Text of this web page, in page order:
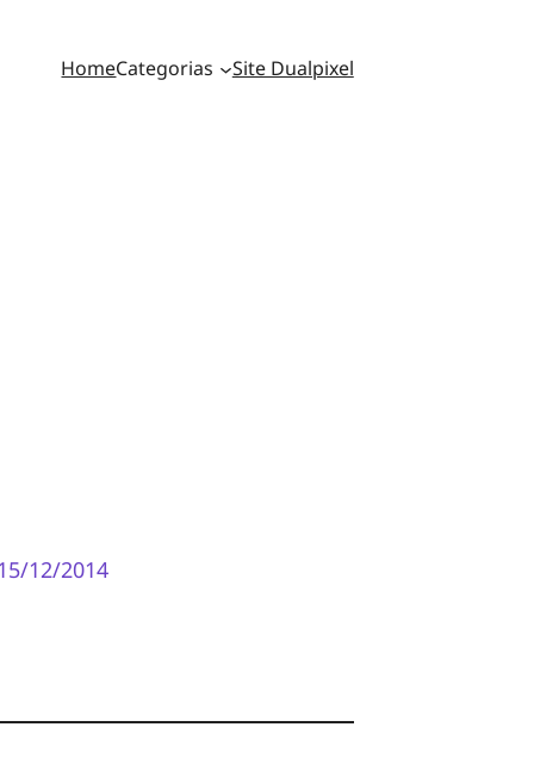
HomeCategorias Site Dualpixel
15/12/2014